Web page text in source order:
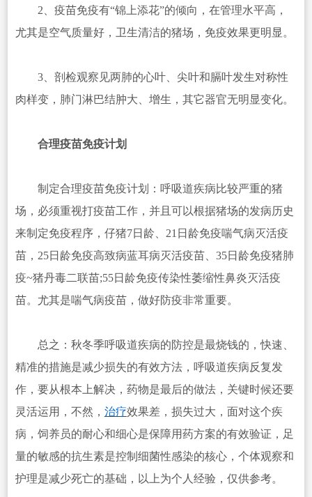
2、疫苗免疫有“锦上添花”的倾向，在管理水平高，
尤其是空气质量好，卫生清洁的猪场，免疫效果更明显。
3、剖检观察见两肺的心叶、尖叶和膈叶发生对称性
肉样变，肺门淋巴结肿大、增生，其它器官无明显变化。
合理疫苗免疫计划
制定合理疫苗免疫计划：呼吸道疾病比较严重的猪
场，必须重视打疫苗工作，并且可以根据猪场的发病历史
来制定免疫程序，仔猪7日龄、21日龄免疫喘气病灭活疫
苗，25日龄免疫高致病蓝耳病灭活疫苗、35日龄免疫猪肺
疫~猪丹毒二联苗;55日龄免疫传染性萎缩性鼻炎灭活疫
苗。尤其是喘气病疫苗，做好防疫非常重要。
总之：秋冬季呼吸道疾病的防控是最烧钱的，快速、
精准的措施是减少损失的有效方法，呼吸道疾病反复发
作，要从根本上解决，药物是最后的做法，关键时候还要
灵活运用，不然， 治疗效果差，损失过大，面对这个疾
病，饲养员的耐心和细心是保障用药方案的有效验证，足
量的敏感的抗生素是控制细菌性感染的核心，个体观察和
护理是减少死亡的基础，以上为个人经验，仅供参考。